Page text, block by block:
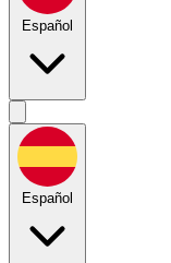
Español
Español